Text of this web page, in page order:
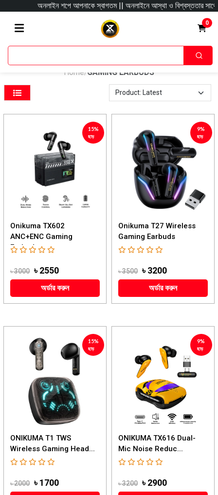
অনলাইন শপে আপনাকে স্বাগতম || অনলাইনে আস্থা ও বিশ্বস্ততার সাথে সারা
0
Home/ GAMING EARBUDS
15%
ছাড়
Onikuma TX602
ANC+ENC Gaming
Earbud...
৳ 3000 ৳ 2550
অর্ডার করুন
9%
ছাড়
Onikuma T27 Wireless
Gaming Earbuds
৳ 3500 ৳ 3200
অর্ডার করুন
15%
ছাড়
ONIKUMA T1 TWS
Wireless Gaming Head...
৳ 2000 ৳ 1700
9%
ছাড়
‌ONIKUMA TX616 Dual-
Mic Noise Reduc...
৳ 3200 ৳ 2900